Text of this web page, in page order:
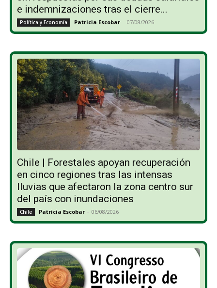
e indemnizaciones tras el cierre...
Política y Economía Patricia Escobar - 07/08/2026
Chile | Forestales apoyan recuperación
en cinco regiones tras las intensas
lluvias que afectaron la zona centro sur
del país con inundaciones
Chile Patricia Escobar - 06/08/2026